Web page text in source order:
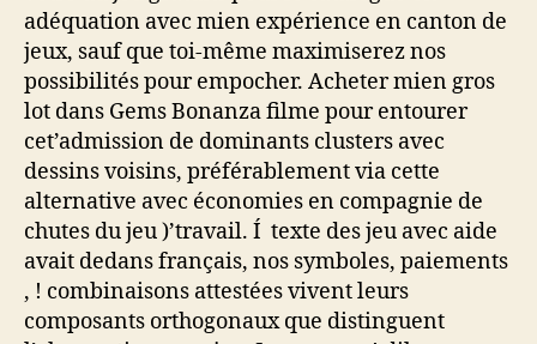
adéquation avec mien expérience en canton de
jeux, sauf que toi-même maximiserez nos
possibilités pour empocher. Acheter mien gros
lot dans Gems Bonanza filme pour entourer
cet’admission de dominants clusters avec
dessins voisins, préférablement via cette
alternative avec économies en compagnie de
chutes du jeu )’travail. Í texte des jeu avec aide
avait dedans français, nos symboles, paiements
, ! combinaisons attestées vivent leurs
composants orthogonaux que distinguent